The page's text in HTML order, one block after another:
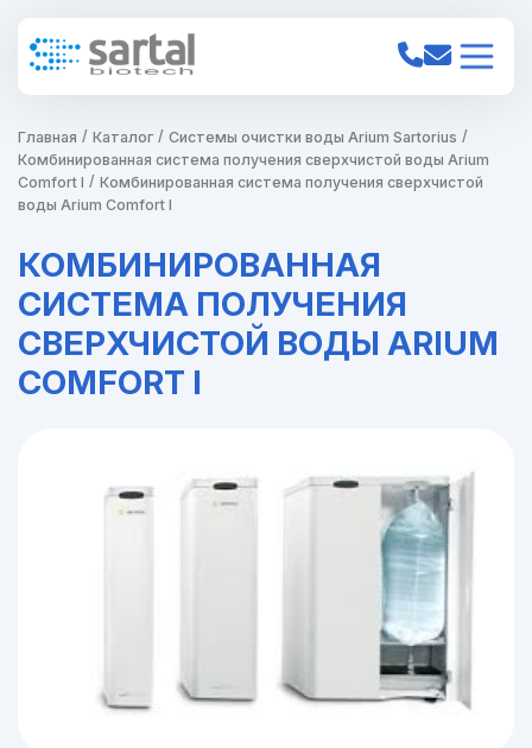
Главная Каталог
Системы очистки воды Arium Sartorius
Комбинированная система получения сверхчистой воды Arium
Comfort I
Комбинированная система получения сверхчистой
воды Arium Comfort I
КОМБИНИРОВАННАЯ
СИСТЕМА ПОЛУЧЕНИЯ
СВЕРХЧИСТОЙ ВОДЫ ARIUM
COMFORT I